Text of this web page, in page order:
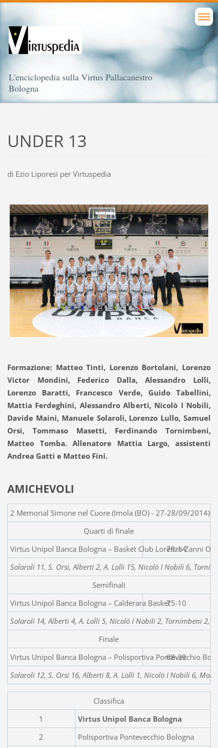
L'enciclopedia sulla Virtus Pallacanestro
Bologna
UNDER 13
di Ezio Liporesi per Virtuspedia
Formazione: Matteo Tinti, Lorenzo Bortolani, Lorenzo
Victor Mondini, Federico Dalla, Alessandro Lolli,
Lorenzo Baratti, Francesco Verde, Guido Tabellini,
Mattia Ferdeghini, Alessandro Alberti, Nicolò I Nobili,
Davide Maini, Manuele Solaroli, Lorenzo Lullo, Samuel
Orsi, Tommaso Masetti, Ferdinando Tornimbeni,
Matteo Tomba. Allenatore Mattia Largo, assistenti
Andrea Gatti e Matteo Fini.
AMICHEVOLI
2 Memorial Simone nel Cuore (Imola (BO) - 27-28/09/2014)
Quarti di finale
Virtus Unipol Banca Bologna –
79-14
Solaroli 11, S. Orsi, Alberti 2, A. Lolli 15, Nicolò I Nobili 6,
Semifinali
Virtus Unipol Banca Bologna –
75-10
Solaroli 14, Alberti 4, A. Lolli 5, Nicolò I Nobili 2, Tornimbeni 2,
Finale
Virtus Unipol Banca Bologna – Polisportiva Pontevecchio
68-39
Solaroli 12, S. Orsi 16, Alberti 8, A. Lolli 1, Nicolò I Nobili 6,
Classifica
1
Virtus Unipol Banca Bologna
2
Polisportiva Pontevecchio Bologna